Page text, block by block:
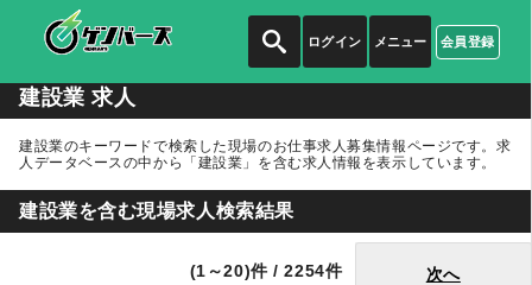
ログイン 会員登録
メニュー
建設業 求人
建設業のキーワードで検索した現場のお仕事求人募集情報ページです。求
人データベースの中から
「建設業」 を含む求人情報を表示しています。
建設業を含む現場求人検索結果
(1～20)件 / 2254件 次へ